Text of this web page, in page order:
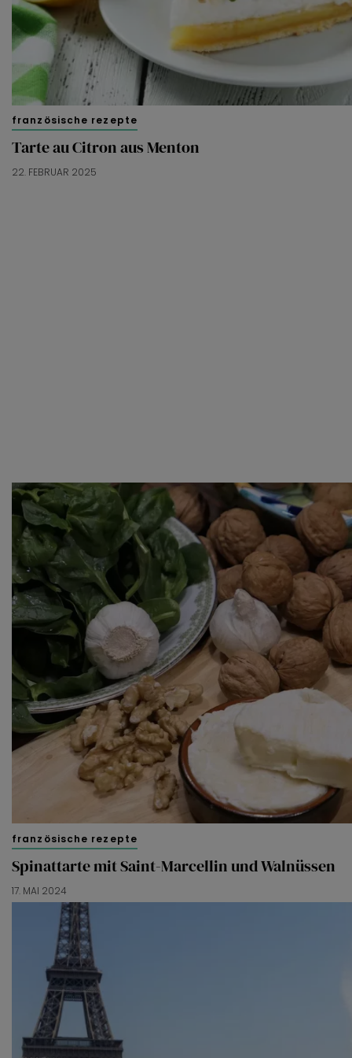
französische rezepte
Tarte au Citron aus Menton
22. FEBRUAR 2025
französische rezepte
Spinattarte mit Saint-Marcellin und Walnüssen
17. MAI 2024